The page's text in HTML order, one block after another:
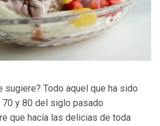
sugiere? Todo aquel que ha sido
y 80 del siglo pasado
que hacía las delicias de toda